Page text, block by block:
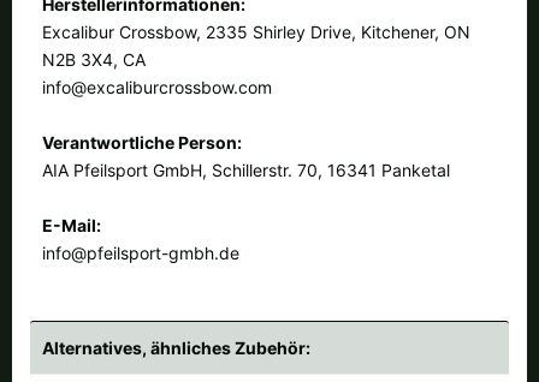
Excalibur Crossbow, 2335 Shirley Drive, Kitchener, ON
N2B 3X4, CA
info@excaliburcrossbow.com
Verantwortliche Person:
AIA Pfeilsport GmbH, Schillerstr. 70, 16341 Panketal
E-Mail:
info@pfeilsport-gmbh.de
Alternatives, ähnliches Zubehör: